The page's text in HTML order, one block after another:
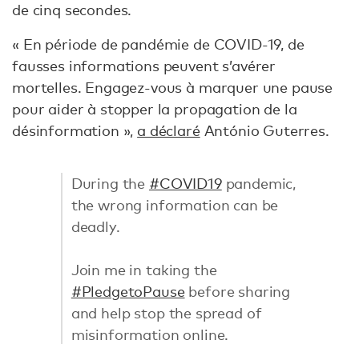
de cinq secondes.
« En période de pandémie de COVID-19, de
fausses informations peuvent s’avérer
mortelles. Engagez-vous à marquer une pause
pour aider à stopper la propagation de la
désinformation », a déclaréAntónio Guterres.
During the #COVID19pandemic,
the wrong information can be
deadly.
Join me in taking the
#PledgetoPausebefore sharing
and help stop the spread of
misinformation online.